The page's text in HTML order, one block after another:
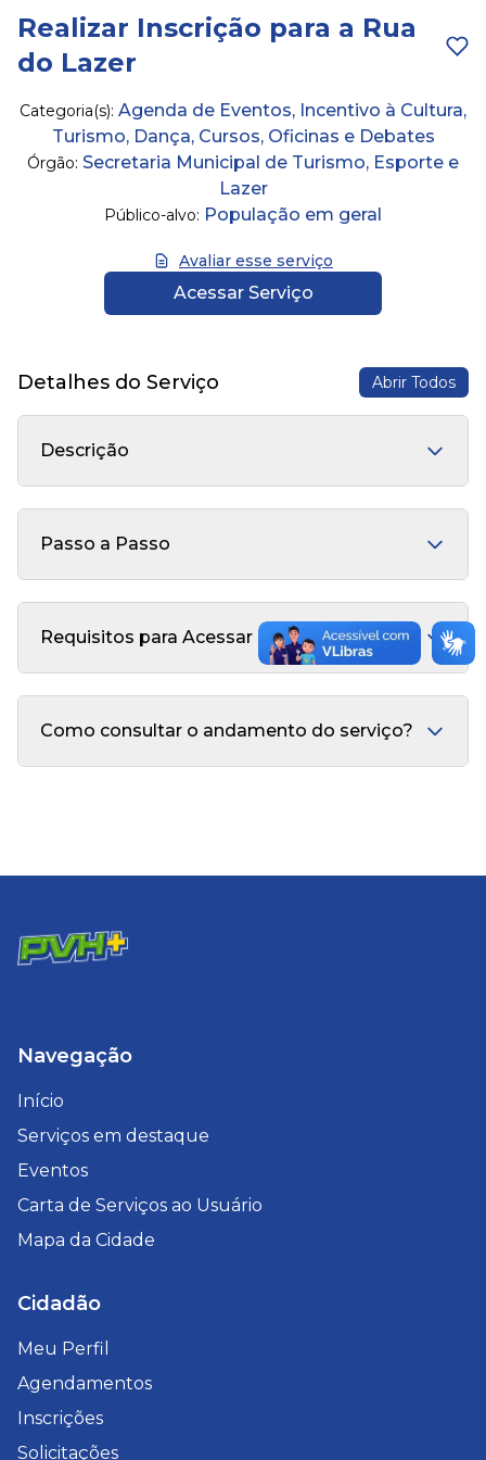
Realizar Inscrição para a Rua
do Lazer
Categoria(s): Agenda de Eventos, Incentivo à Cultura,
Turismo, Dança, Cursos, Oficinas e Debates
Órgão: Secretaria Municipal de Turismo, Esporte e
Lazer
Público-alvo: População em geral
Avaliar esse serviço
Acessar Serviço
Detalhes do Serviço Abrir Todos
Descrição
Passo a Passo
Requisitos para Acessar o Serviço
Como consultar o andamento do serviço?
Navegação
Início
Serviços em destaque
Eventos
Carta de Serviços ao Usuário
Mapa da Cidade
Cidadão
Meu Perfil
Agendamentos
Inscrições
Solicitações